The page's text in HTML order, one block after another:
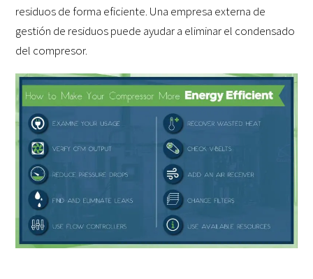
residuos de forma eficiente. Una empresa externa de
gestión de residuos puede ayudar a eliminar el condensado
del compresor.